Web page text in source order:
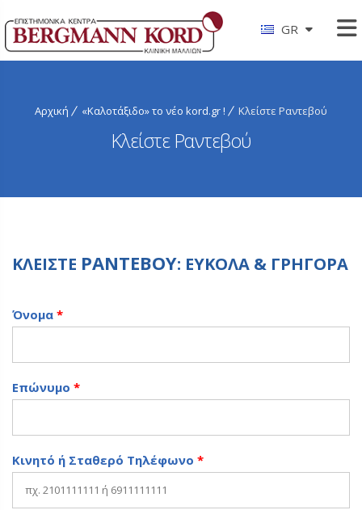
GR
Αρχική «Καλοτάξιδο» το νέο kord.gr ! Κλείστε Ραντεβού
Κλείστε Ραντεβού
ΚΛΕΙΣΤΕ ΡΑΝΤΕΒΟΥ: ΕΥΚΟΛΑ & ΓΡΗΓΟΡΑ
Όνομα *
Επώνυμο *
Κινητό ή Σταθερό Τηλέφωνο *